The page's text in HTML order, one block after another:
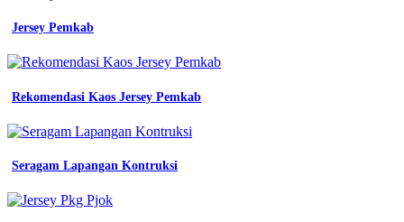
Jersey Pemkab
Rekomendasi Kaos Jersey Pemkab
Seragam Lapangan Kontruksi